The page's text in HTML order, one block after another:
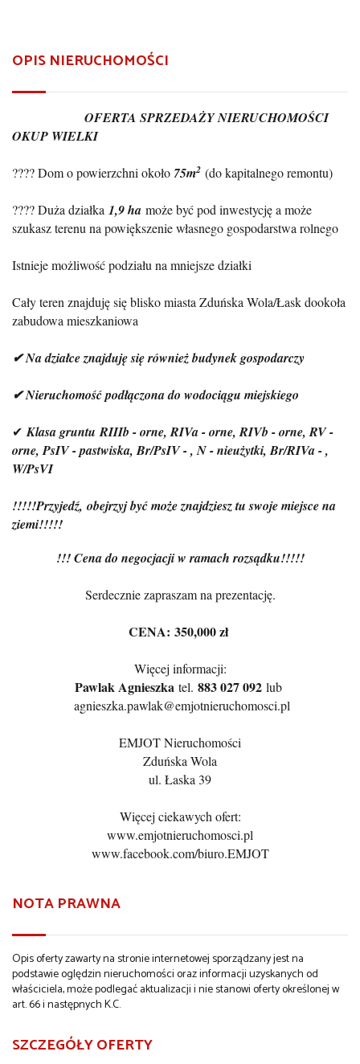
OPIS NIERUCHOMOŚCI
OFERTA SPRZEDAŻY NIERUCHOMOŚCI
OKUP WIELKI
???? Dom o powierzchni około 75m2 (do kapitalnego remontu)
???? Duża działka 1,9 ha może być pod inwestycję a może
szukasz terenu na powiększenie własnego gospodarstwa rolnego
Istnieje możliwość podziału na mniejsze działki
Cały teren znajduję się blisko miasta Zduńska Wola/Łask dookoła
zabudowa mieszkaniowa
✔ Na działce znajduję się również budynek gospodarczy
✔ Nieruchomość podłączona do wodociągu miejskiego
✔ Klasa gruntu RIIIb - orne, RIVa - orne, RIVb - orne, RV -
orne, PsIV - pastwiska, Br/PsIV - , N - nieużytki, Br/RIVa - ,
W/PsVI
!!!!!Przyjedź, obejrzyj być może znajdziesz tu swoje miejsce na
ziemi!!!!!
!!! Cena do negocjacji w ramach rozsądku!!!!!
Serdecznie zapraszam na prezentację.
CENA: 350,000 zł
Więcej informacji:
Pawlak Agnieszka tel. 883 027 092lub
agnieszka.pawlak@emjotnieruchomosci.pl
EMJOT Nieruchomości
Zduńska Wola
ul. Łaska 39
Więcej ciekawych ofert:
www.emjotnieruchomosci.pl
www.facebook.com/biuro.EMJOT
NOTA PRAWNA
Opis oferty zawarty na stronie internetowej sporządzany jest na
podstawie oględzin nieruchomości oraz informacji uzyskanych od
właściciela, może podlegać aktualizacji i nie stanowi oferty określonej w
art. 66 i następnych K.C.
SZCZEGÓŁY OFERTY